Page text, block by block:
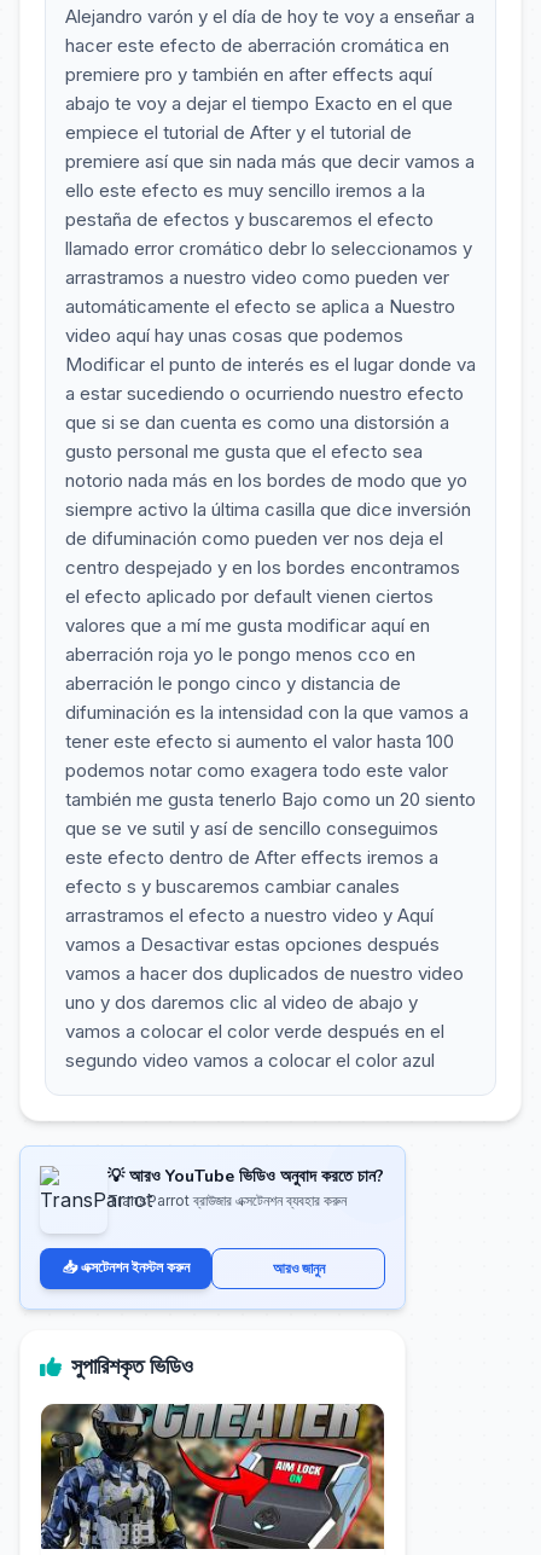
Alejandro varón y el día de hoy te voy a enseñar a
hacer este efecto de aberración cromática en
premiere pro y también en after effects aquí
abajo te voy a dejar el tiempo Exacto en el que
empiece el tutorial de After y el tutorial de
premiere así que sin nada más que decir vamos a
ello este efecto es muy sencillo iremos a la
pestaña de efectos y buscaremos el efecto
llamado error cromático debr lo seleccionamos y
arrastramos a nuestro video como pueden ver
automáticamente el efecto se aplica a Nuestro
video aquí hay unas cosas que podemos
Modificar el punto de interés es el lugar donde va
a estar sucediendo o ocurriendo nuestro efecto
que si se dan cuenta es como una distorsión a
gusto personal me gusta que el efecto sea
notorio nada más en los bordes de modo que yo
siempre activo la última casilla que dice inversión
de difuminación como pueden ver nos deja el
centro despejado y en los bordes encontramos
el efecto aplicado por default vienen ciertos
valores que a mí me gusta modificar aquí en
aberración roja yo le pongo menos cco en
aberración le pongo cinco y distancia de
difuminación es la intensidad con la que vamos a
tener este efecto si aumento el valor hasta 100
podemos notar como exagera todo este valor
también me gusta tenerlo Bajo como un 20 siento
que se ve sutil y así de sencillo conseguimos
este efecto dentro de After effects iremos a
efecto s y buscaremos cambiar canales
arrastramos el efecto a nuestro video y Aquí
vamos a Desactivar estas opciones después
vamos a hacer dos duplicados de nuestro video
uno y dos daremos clic al video de abajo y
vamos a colocar el color verde después en el
segundo video vamos a colocar el color azul
💡 আরও YouTube ভিডিও অনুবাদ করতে চান?
TransParrot ব্রাউজার এক্সটেনশন ব্যবহার করুন
📥 এক্সটেনশন ইনস্টল করুন আরও জানুন
সুপারিশকৃত ভিডিও